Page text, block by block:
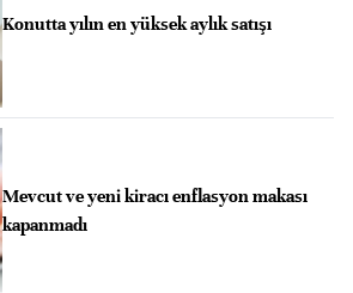
Konutta yılın en yüksek aylık satışı
Mevcut ve yeni kiracı enflasyon makası
kapanmadı